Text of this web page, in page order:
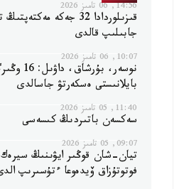
14:56, 06 تامىز 2026
قىزىلوردادا 32 جەكە
جابىلىپ قالدى
10:07, 06 تامىز 2026
نوسەر،
بايلانىستى ەسكەرتۋ جاسالدى
11:40, 05 تامىز 2026
سەكسەن باتىردىڭ كىسەسى
09:07, 05 تامىز 2026
تيان-شان قوڭىر ايۋىنىڭ
فوتوتۇزاق ۆيدەوعا ءتۇسىرىپ